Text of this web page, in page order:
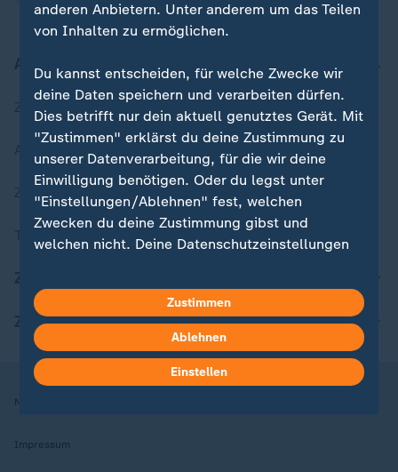
Aktuell bei ZDFheute
Zuletzt veröffentlicht
Aktuelle Sendungs-Videos
ZDFheute Stories
Themen im Überblick
ZDFheute Apps
Nutzungsbedingungen
Impressum
anderen Anbietern. Unter anderem um das Teilen
von Inhalten zu ermöglichen.
Du kannst entscheiden, für welche Zwecke wir
deine Daten speichern und verarbeiten dürfen.
Dies betrifft nur dein aktuell genutztes Gerät. Mit
"Zustimmen" erklärst du deine Zustimmung zu
unserer Datenverarbeitung, für die wir deine
Einwilligung benötigen. Oder du legst unter
"Einstellungen/Ablehnen" fest, welchen
Zwecken du deine Zustimmung gibst und
welchen nicht. Deine Datenschutzeinstellungen
in deinen Einstellungen widerrufen oder ändern.
Hier findest du das Impressum.
Weitere Informationen findest du in unserer
Datenschutzerklärung.
Zustimmen
Ablehnen
Einstellen